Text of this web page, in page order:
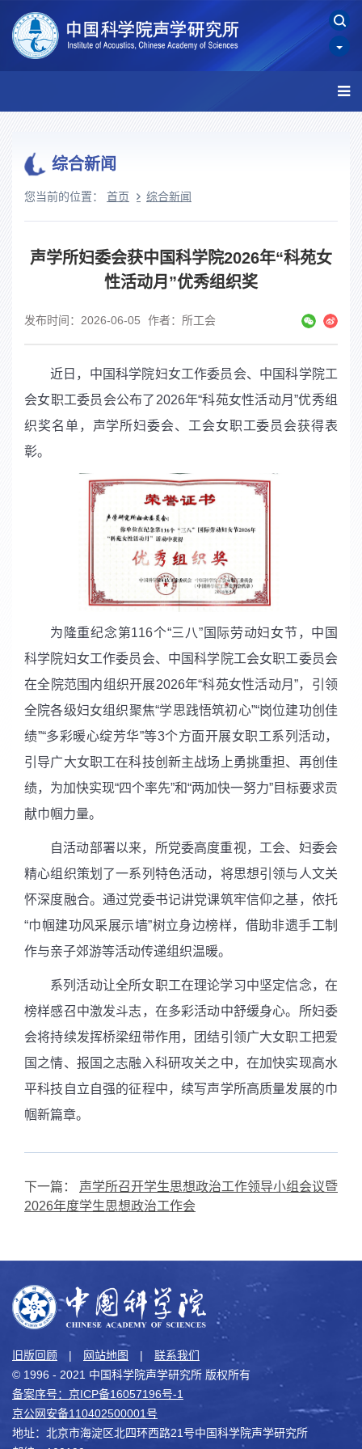
综合新闻
您当前的位置： 首页 综合新闻
声学所妇委会获中国科学院2026年“科苑女
性活动月”优秀组织奖
发布时间：2026-06-05 作者：所工会
近日，中国科学院妇女工作委员会、中国科学院工
会女职工委员会公布了 2026年“科苑女性活动月”优秀组
织奖名单，声学所妇委会、工会女职工委员会获得表
彰。
为隆重纪念第116个“三八”国际劳动妇女节，中国
科学院妇女工作委员会、中国科学院工会女职工委员会
在全院范围内组织开展2026年“科苑女性活动月”，引领
全院各级妇女组织聚焦“学思践悟筑初心”“岗位建功创佳
绩”“多彩暖心绽芳华”等3个方面开展女职工系列活动，
引导广大女职工在科技创新主战场上勇挑重担、再创佳
绩，为加快实现“四个率先”和“两加快一努力”目标要求贡
献巾帼力量。
自活动部署以来，所党委高度重视，工会、妇委会
精心组织策划了一系列特色活动，将思想引领与人文关
怀深度融合。通过党委书记讲党课筑牢信仰之基，依托
“巾帼建功风采展示墙”树立身边榜样，借助非遗手工制
作与亲子郊游等活动传递组织温暖。
系列活动让全所女职工在理论学习中坚定信念，在
榜样感召中激发斗志，在多彩活动中舒缓身心。所妇委
会将持续发挥桥梁纽带作用，团结引领广大女职工把爱
国之情、报国之志融入科研攻关之中，在加快实现高水
平科技自立自强的征程中，续写声学所高质量发展的巾
帼新篇章。
下一篇：
声学所召开学生思想政治工作领导小组会议暨
2026年度学生思想政治工作会
旧版回顾 | 网站地图 |
联系我们
© 1996 - 2021 中国科学院声学研究所 版权所有
备案序号：京ICP备16057196号-1
京公网安备110402500001号
地址：北京市海淀区北四环西路21号中国科学院声学研究所